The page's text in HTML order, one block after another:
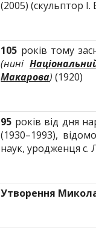
(2005) (скульптор
105 років тому
(нині
Макарова) (1920)
95 років від дня
(1930–1993),
наук, уродженця с.
Утворення